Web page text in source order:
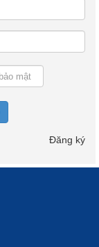
Đăng ký